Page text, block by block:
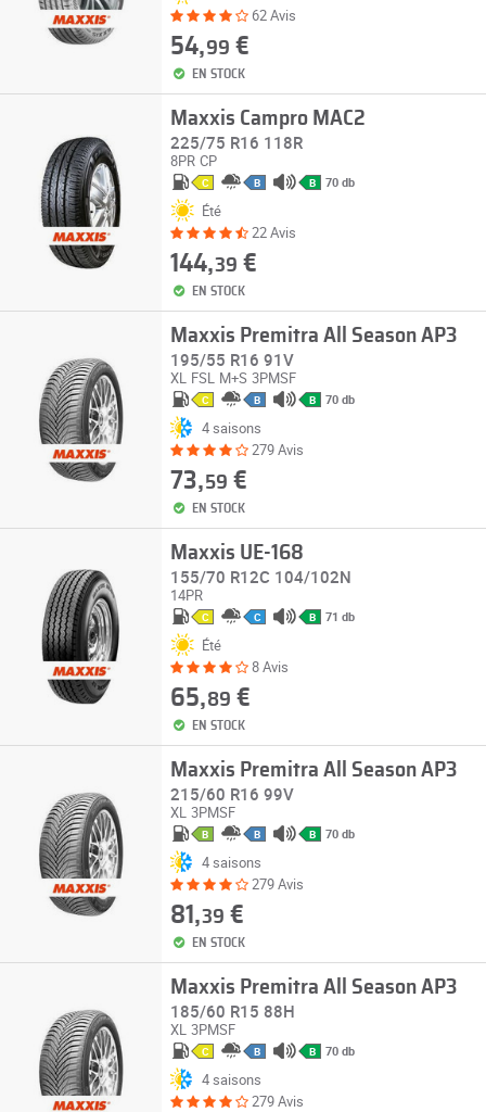
62 Avis
54,99 €
EN STOCK
Maxxis Campro MAC2
225/75 R16 118R
8PR CP
C B B 70 db
Été
22 Avis
144,39 €
EN STOCK
Maxxis Premitra All Season AP3
195/55 R16 91V
XL FSL M+S 3PMSF
C B B 70 db
4 saisons
279 Avis
73,59 €
EN STOCK
Maxxis UE-168
155/70 R12C 104/102N
14PR
C C B 71 db
Été
8 Avis
65,89 €
EN STOCK
Maxxis Premitra All Season AP3
215/60 R16 99V
XL 3PMSF
B B B 70 db
4 saisons
279 Avis
81,39 €
EN STOCK
Maxxis Premitra All Season AP3
185/60 R15 88H
XL 3PMSF
C B B 70 db
4 saisons
279 Avis